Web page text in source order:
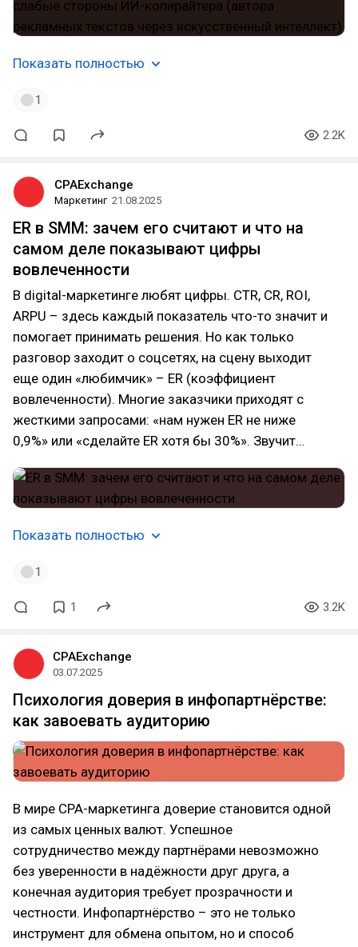
Показать полностью
1
2.2K
CPAExchange
Маркетинг 21.08.2025
ER в SMM: зачем его считают и что на
самом деле показывают цифры
вовлеченности
В digital-маркетинге любят цифры. CTR, CR, ROI,
ARPU – здесь каждый показатель что-то значит и
помогает принимать решения. Но как только
разговор заходит о соцсетях, на сцену выходит
еще один «любимчик» – ER (коэффициент
вовлеченности). Многие заказчики приходят с
жесткими запросами: «нам нужен ER не ниже
0,9%» или «сделайте ER хотя бы 30%». Звучит…
Показать полностью
1
1 3.2K
CPAExchange
03.07.2025
Психология доверия в инфопартнёрстве:
как завоевать аудиторию
В мире CPA-маркетинга доверие становится одной
из самых ценных валют. Успешное
сотрудничество между партнёрами невозможно
без уверенности в надёжности друг друга, а
конечная аудитория требует прозрачности и
честности. Инфопартнёрство – это не только
инструмент для обмена опытом, но и способ